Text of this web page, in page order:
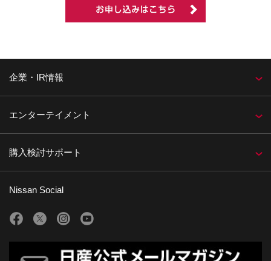
企業・IR情報
エンターテイメント
購入検討サポート
Nissan Social